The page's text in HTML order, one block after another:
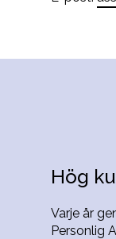
Hög
Varje år
Personlig